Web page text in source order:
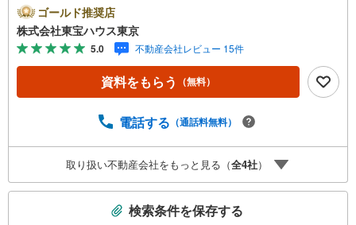
ayボーナスライトがもらえる「Yahoo！ 不動産 物件ご成約
キャンペーン」の対象になります。「資料をもらう」「見
学予約をする」ボタンからお問い合わせください。※必ずY
ahoo！ JAPAN IDでログインしてください。※PayPayボー
ナスライトは出金と譲渡はできません。ご案内・詳細な資
料のご請求はお気軽にどうぞ♪お電話でのお問い合わせも
ゴールド推奨店
株式会社東宝ハウス東京
5.0 不動産会社レビュー 15件
資料をもらう （無料）
電話する （通話料無料）
取り扱い不動産会社をもっと見る（全4社）
検索条件を保存する